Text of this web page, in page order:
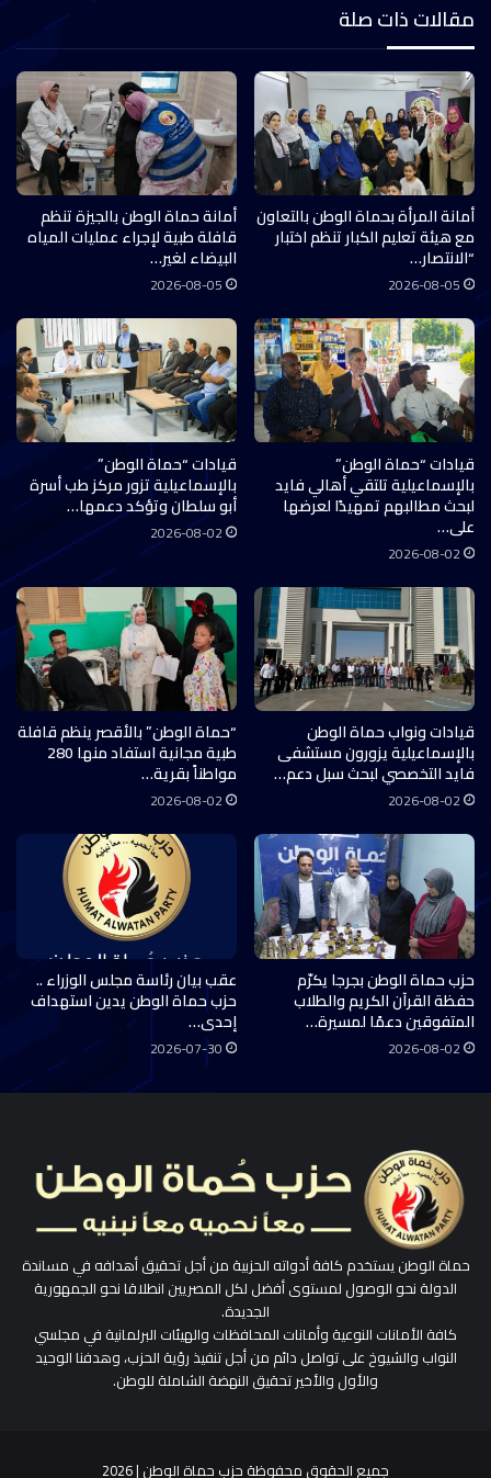
مقالات ذات صلة
أمانة المرأة بحماة الوطن بالتعاون
مع هيئة تعليم الكبار تنظم اختبار
“الانتصار…
2026-08-05
أمانة حماة الوطن بالجيزة تنظم
قافلة طبية لإجراء عمليات المياه
البيضاء لغير…
2026-08-05
قيادات “حماة الوطن”
بالإسماعيلية تلتقي أهالي فايد
لبحث مطالبهم تمهيدًا لعرضها
على…
2026-08-02
قيادات “حماة الوطن”
بالإسماعيلية تزور مركز طب أسرة
أبو سلطان وتؤكد دعمها…
2026-08-02
قيادات ونواب حماة الوطن
بالإسماعيلية يزورون مستشفى
فايد التخصصي لبحث سبل دعم…
2026-08-02
“حماة الوطن” بالأقصر ينظم قافلة
طبية مجانية استفاد منها 280
مواطناً بقرية…
2026-08-02
حزب حماة الوطن بجرجا يكرّم
حفظة القرآن الكريم والطلاب
المتفوقين دعمًا لمسيرة…
2026-08-02
عقب بيان رئاسة مجلس الوزراء ..
حزب حماة الوطن يدين استهداف
إحدى…
2026-07-30
حماة الوطن يستخدم كافة أدواته الحزبية من أجل تحقيق أهدافه في مساندة
الدولة نحو الوصول لمستوى أفضل لكل المصريين انطلاقا نحو الجمهورية
الجديدة.
كافة الأمانات النوعية وأمانات المحافظات والهيئات البرلمانية في مجلسي
النواب والشيوخ على تواصل دائم من أجل تنفيذ رؤية الحزب، وهدفنا الوحيد
والأول والأخير تحقيق النهضة الشاملة للوطن.
جميع الحقوق محفوظة حزب حماة الوطن | 2026